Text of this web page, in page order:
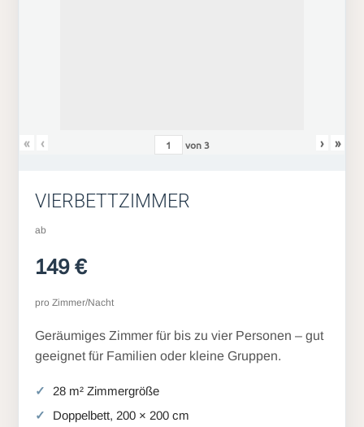
« ‹ von3 › »
VIERBETTZIMMER
ab
149 €
pro Zimmer/Nacht
Geräumiges Zimmer für bis zu vier Personen – gut
geeignet für Familien oder kleine Gruppen.
28 m² Zimmergröße
Doppelbett, 200 × 200 cm